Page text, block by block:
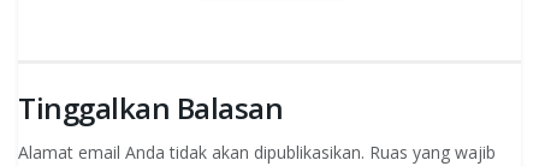
Tinggalkan Balasan
Alamat email Anda tidak akan dipublikasikan. Ruas yang wajib